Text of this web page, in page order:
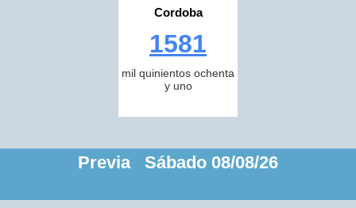
Cordoba
1581
mil quinientos ochenta
y uno
Previa Sábado 08/08/26